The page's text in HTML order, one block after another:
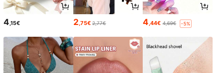
4,15€ 2,75€ 2,77€ 4,44€ 4,69€ -5%